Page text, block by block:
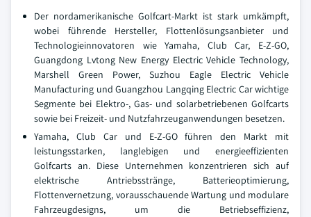
Der nordamerikanische Golfcart-Markt ist stark umkämpft,
wobei führende Hersteller, Flottenlösungsanbieter und
Technologieinnovatoren wie Yamaha, Club Car, E-Z-GO,
Guangdong Lvtong New Energy Electric Vehicle Technology,
Marshell Green Power, Suzhou Eagle Electric Vehicle
Manufacturing und Guangzhou Langqing Electric Car wichtige
Segmente bei Elektro-, Gas- und solarbetriebenen Golfcarts
sowie bei Freizeit- und Nutzfahrzeuganwendungen besetzen.
Yamaha, Club Car und E-Z-GO führen den Markt mit
leistungsstarken, langlebigen und energieeffizienten
Golfcarts an. Diese Unternehmen konzentrieren sich auf
elektrische Antriebsstränge, Batterieoptimierung,
Flottenvernetzung, vorausschauende Wartung und modulare
Fahrzeugdesigns, um die Betriebseffizienz,